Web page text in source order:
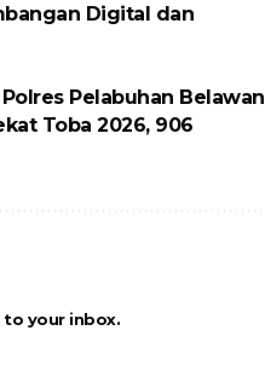
Digital dan
Pelabuhan Belawan
Toba 2026, 906
your inbox.